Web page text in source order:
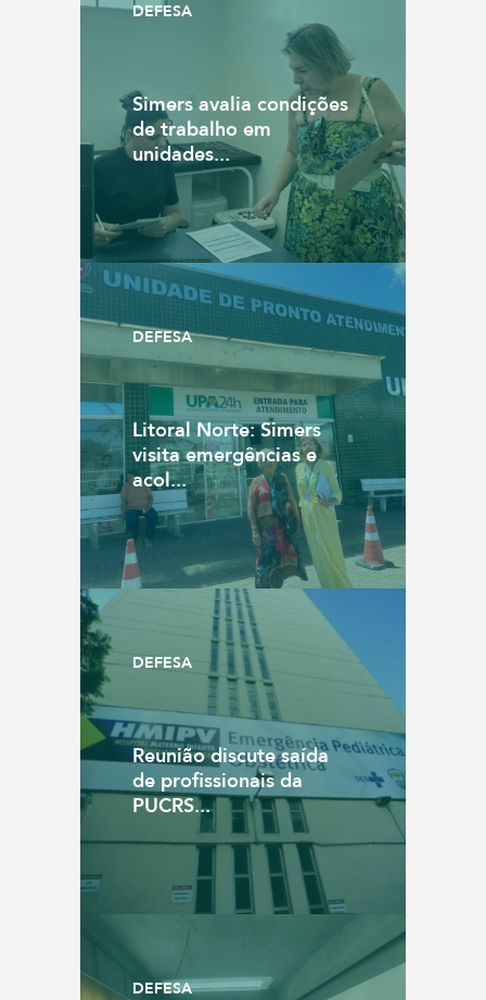
DEFESA
Simers avalia condições
de trabalho em
unidades...
DEFESA
Litoral Norte: Simers
visita emergências e
acol...
DEFESA
Reunião discute saída
de profissionais da
PUCRS...
DEFESA